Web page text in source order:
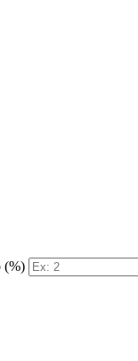
(%)